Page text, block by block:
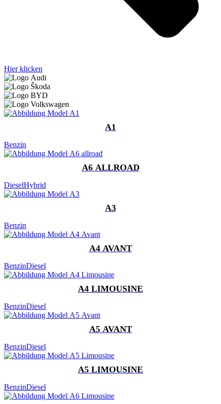
Hier klicken
A1
Benzin
A6 ALLROAD
DieselHybrid
A3
Benzin
A4 AVANT
BenzinDiesel
A4 LIMOUSINE
BenzinDiesel
A5 AVANT
BenzinDiesel
A5 LIMOUSINE
BenzinDiesel